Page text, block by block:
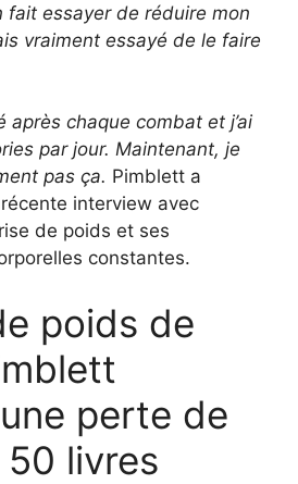
fait essayer de réduire mon
vraiment essayé de le faire
après chaque combat et j’ai
par jour. Maintenant, je
pas ça. Pimblett a
interview avec
de poids et ses
constantes.
poids de
perte de
livres